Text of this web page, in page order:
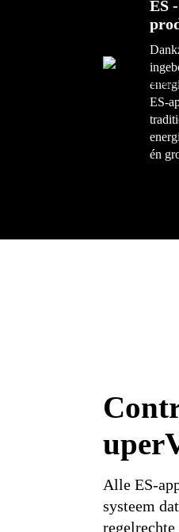
ES
ES-
én
Alle ES-
systeem